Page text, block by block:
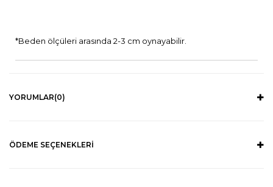
*Beden ölçüleri arasında 2-3 cm oynayabilir.
YORUMLAR(0)
ÖDEME SEÇENEKLERI